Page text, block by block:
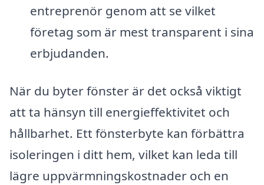
entreprenör genom att se vilket
företag som är mest transparent i sina
erbjudanden.
När du byter fönster är det också viktigt
att ta hänsyn till energieffektivitet och
hållbarhet. Ett fönsterbyte kan förbättra
isoleringen i ditt hem, vilket kan leda till
lägre uppvärmningskostnader och en